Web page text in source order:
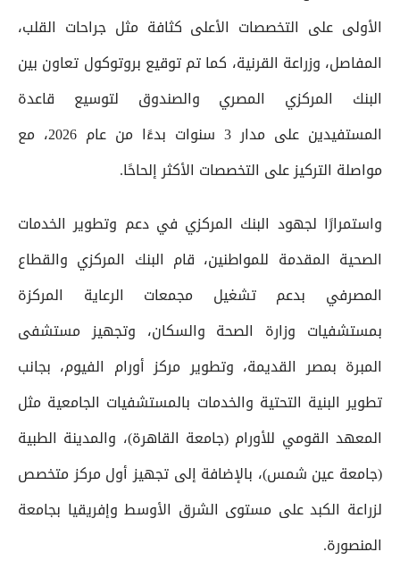
الأولى على التخصصات الأعلى كثافة مثل جراحات القلب،
المفاصل، وزراعة القرنية، كما تم توقيع بروتوكول تعاون بين
البنك المركزي المصري والصندوق لتوسيع قاعدة
المستفيدين على مدار 3 سنوات بدءًا من عام 2026، مع
مواصلة التركيز على التخصصات الأكثر إلحاحًا.
واستمرارًا لجهود البنك المركزي في دعم وتطوير الخدمات
الصحية المقدمة للمواطنين، قام البنك المركزي والقطاع
المصرفي بدعم تشغيل مجمعات الرعاية المركزة
بمستشفيات وزارة الصحة والسكان، وتجهيز مستشفى
المبرة بمصر القديمة، وتطوير مركز أورام الفيوم، بجانب
تطوير البنية التحتية والخدمات بالمستشفيات الجامعية مثل
المعهد القومي للأورام (جامعة القاهرة)، والمدينة الطبية
(جامعة عين شمس)، بالإضافة إلى تجهيز أول مركز متخصص
لزراعة الكبد على مستوى الشرق الأوسط وإفريقيا بجامعة
المنصورة.